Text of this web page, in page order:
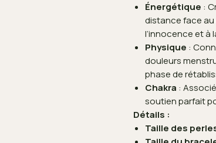
Énergétique :
distance face
l’innocence et à
Physique :
douleurs
phase de
Chakra :
soutien parfait
Détails :
Taille des